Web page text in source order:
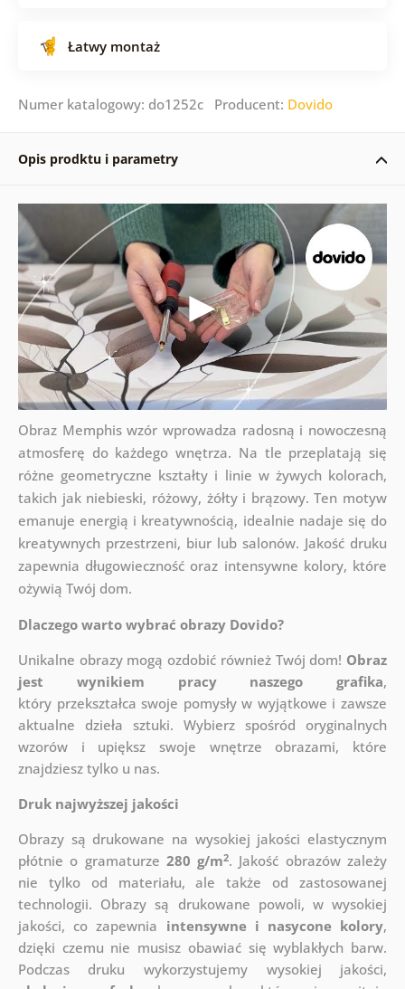
Łatwy montaż
Numer katalogowy: do1252c Producent: Dovido
Opis prodktu i parametry
Obraz Memphis wzór wprowadza radosną i nowoczesną
atmosferę do każdego wnętrza. Na tle przeplatają się
różne geometryczne kształty i linie w żywych kolorach,
takich jak niebieski, różowy, żółty i brązowy. Ten motyw
emanuje energią i kreatywnością, idealnie nadaje się do
kreatywnych przestrzeni, biur lub salonów. Jakość druku
zapewnia długowieczność oraz intensywne kolory, które
ożywią Twój dom.
Dlaczego warto wybrać obrazy Dovido?
Unikalne obrazy mogą ozdobić również Twój dom! Obraz
jest wynikiem pracy naszego grafika,
który przekształca swoje pomysły w wyjątkowe i zawsze
aktualne dzieła sztuki. Wybierz spośród oryginalnych
wzorów i upiększ swoje wnętrze obrazami, które
znajdziesz tylko u nas.
Druk najwyższej jakości
Obrazy są drukowane na wysokiej jakości elastycznym
płótnie o gramaturze 280 g/m2. Jakość obrazów zależy
nie tylko od materiału, ale także od zastosowanej
technologii. Obrazy są drukowane powoli, w wysokiej
jakości, co zapewnia intensywne i nasycone kolory,
dzięki czemu nie musisz obawiać się wyblakłych barw.
Podczas druku wykorzystujemy wysokiej jakości,